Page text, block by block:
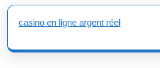
casino en ligne argent réel